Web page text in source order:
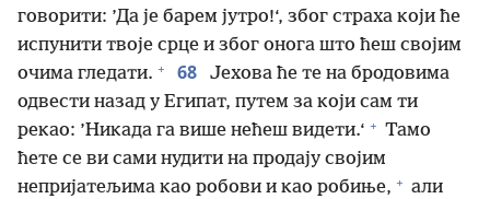
говорити: ’Да је барем јутро!‘, због страха који ће
испунити твоје срце и због онога што ћеш својим
очима гледати. + 68
Јехова ће те на бродовима
одвести назад у Египат, путем за који сам ти
рекао: ’Никада га више нећеш видети.‘ + Тамо
ћете се ви сами нудити на продају својим
непријатељима као робови и као робиње, + али